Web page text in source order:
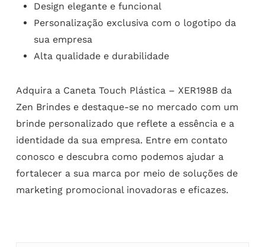
Design elegante e funcional
Personalização exclusiva com o logotipo da
sua empresa
Alta qualidade e durabilidade
Adquira a Caneta Touch Plástica – XER198B da
Zen Brindes e destaque-se no mercado com um
brinde personalizado que reflete a essência e a
identidade da sua empresa. Entre em contato
conosco e descubra como podemos ajudar a
fortalecer a sua marca por meio de soluções de
marketing promocional inovadoras e eficazes.